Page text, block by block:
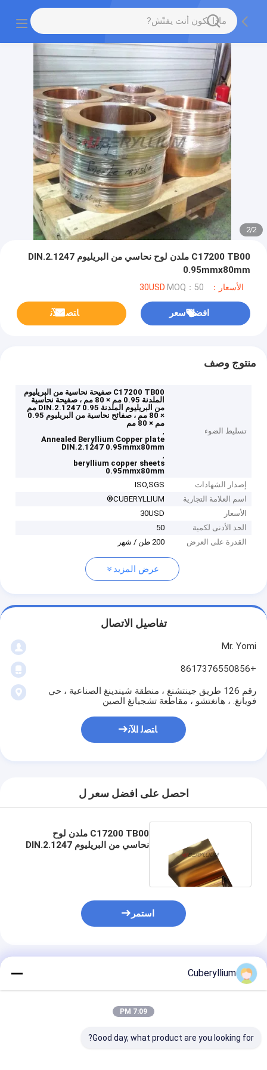
2
/
2
C17200 TB00 ملدن لوح نحاسي من البريليوم DIN.2.1247
0.95mmx80mm
الأسعار：30USD MOQ：50
افضل سعر ﺎﺘﺼﻟ ﺍﻶﻧ
منتوج وصف
تسليط الضوء
C17200 TB00 صفيحة نحاسية من البريليوم
الملدنة 0.95 مم × 80 مم ، صفيحة نحاسية
من البريليوم الملدنة DIN.2.1247 0.95 مم
× 80 مم ، صفائح نحاسية من البريليوم 0.95
مم × 80 مم
,
Annealed Beryllium Copper plate
DIN.2.1247 0.95mmx80mm
,
beryllium copper sheets
0.95mmx80mm
إصدار الشهادات
ISO,SGS
اسم العلامة التجارية
CUBERYLLIUM®
الأسعار
30USD
الحد الأدنى لكمية
50
القدرة على العرض
200 طن / شهر
عرض المزيد
تفاصيل الاتصال
Mr. Yomi
+8617376550856
رقم 126 طريق جينتشنغ ، منطقة شيندينغ الصناعية ، حي
فويانغ. ، هانغتشو ، مقاطعة تشجيانغ الصين
ﺎﺘﺼﻟ ﺍﻶﻧ
احصل على افضل سعر ل
C17200 TB00 ملدن لوح
نحاسي من البريليوم DIN.2.1247
استمر
المنتجات الموصى بها
Cuberyllium
7:09 PM
Good day, what product are you looking for?